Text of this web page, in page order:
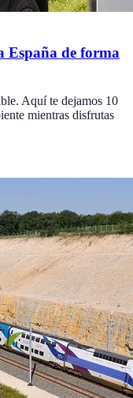
España de forma
Aquí te dejamos 10
mientras disfrutas